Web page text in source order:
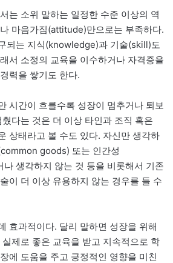
는 소위 말하는 일정한 수준 이상의 역
마음가짐(attitude)만으로는 부족하다.
되는 지식(knowledge)과 기술(skill)도
서 소정의 교육을 이수하거나 자격증을
력을 쌓기도 한다.
시간이 흐를수록 성장이 멈추거나 퇴보
다는 것은 더 이상 타인과 조직 혹은
상태라고 볼 수도 있다. 자신만 생각하
goods) 또는 인간성
생각하지 않는 것 등을 비롯해서 기존
이 더 이상 유용하지 않는 경우를 들 수
효과적이다. 달리 말하면 성장을 위해
제로 좋은 교육을 받고 지속적으로 학
에 도움을 주고 긍정적인 영향을 미친